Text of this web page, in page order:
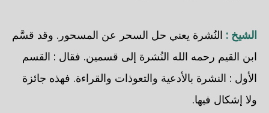
الشيخ : النُشرة يعني حل السحر عن المسحور. وقد قسَّم
ابن القيم رحمه الله النُشرة إلى قسمين. فقال : القسم
الأول : النشرة بالأدعية والتعوذات والقراءة. فهذه جائزة
ولا إشكال فيها.